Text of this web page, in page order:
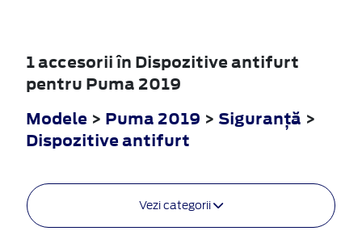
1 accesorii în Dispozitive antifurt
pentru Puma 2019
Modele > Puma 2019 > Siguranţă >
Dispozitive antifurt
Vezi categorii